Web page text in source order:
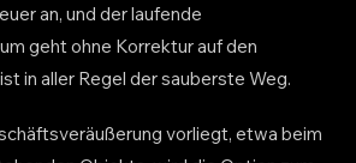
an, und der laufende
geht ohne Korrektur auf den
in aller Regel der sauberste Weg.
vorliegt, etwa beim